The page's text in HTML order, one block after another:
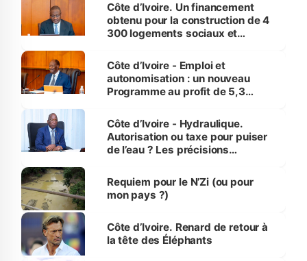
Côte d’Ivoire. Un financement
obtenu pour la construction de 4
300 logements sociaux et
et Yamoussoukro
Côte d’Ivoire - Emploi et
autonomisation : un nouveau
Programme au profit de 5,3
Côte d’Ivoire - Hydraulique.
Autorisation ou taxe pour puiser
de l’eau ? Les précisions
Requiem pour le N’Zi (ou pour
mon pays ?)
Côte d’Ivoire. Renard de retour à
la tête des Éléphants